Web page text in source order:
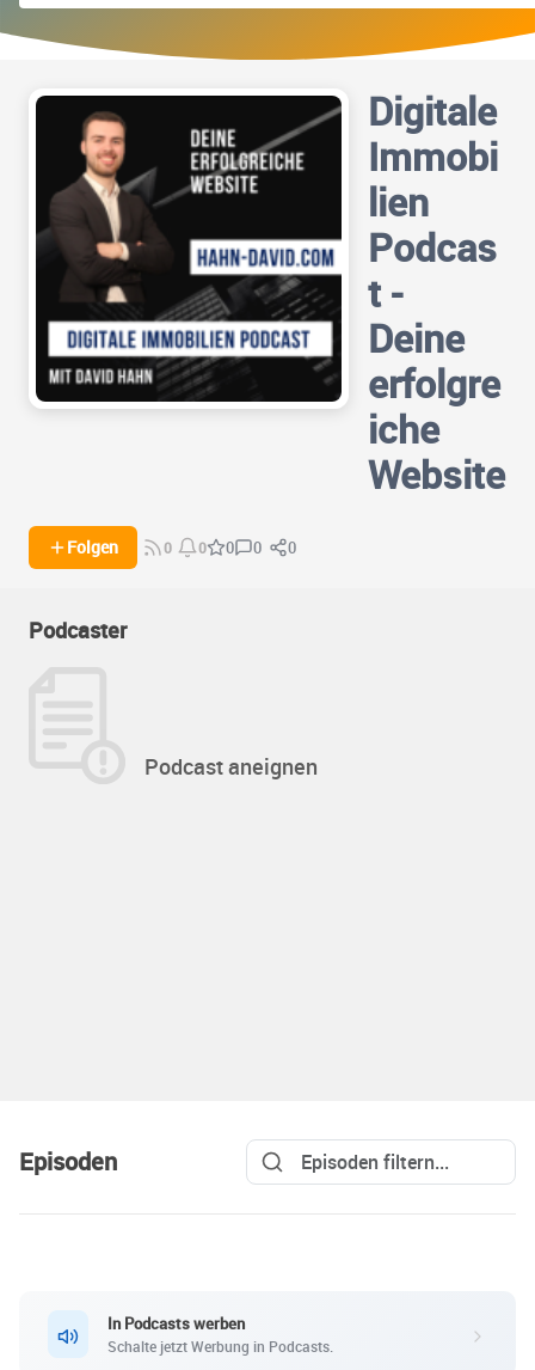
Digitale
Immobi
lien
Podcas
t -
Deine
erfolgre
iche
Website
Folgen 0 0 0 0 0
Podcaster
Podcast aneignen
Episoden
In Podcasts werben
Schalte jetzt Werbung in Podcasts.